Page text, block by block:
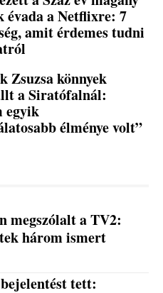
évada a Netflixre: 7
amit érdemes tudni
Zsuzsa könnyek
a Siratófalnál:
egyik
élménye volt”
megszólalt a TV2:
három ismert
tett: